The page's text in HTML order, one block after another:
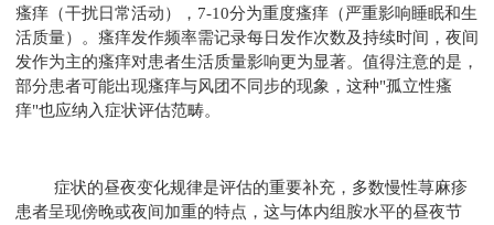
瘙痒（干扰日常活动），7-10分为重度瘙痒（严重影响睡眠和生
活质量）。瘙痒发作频率需记录每日发作次数及持续时间，夜间
发作为主的瘙痒对患者生活质量影响更为显著。值得注意的是，
部分患者可能出现瘙痒与风团不同步的现象，这种"孤立性瘙
痒"也应纳入症状评估范畴。
症状的昼夜变化规律是评估的重要补充，多数慢性荨麻疹
患者呈现傍晚或夜间加重的特点，这与体内组胺水平的昼夜节